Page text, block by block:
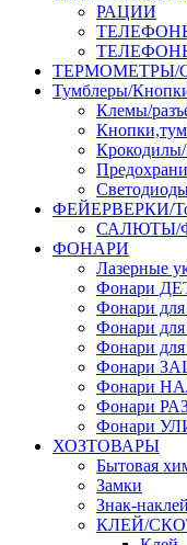
РАЦИИ
ТЕРМОМЕТРЫ/
Тумблеры/
Клемы/
ФЕЙЕРВЕРКИ/
САЛЮТЫ/
ФОНАРИ
Лазерные
Фонари
Фонари
Фонари
Фонари
Фонари
Фонари
Фонари
Фонари
ХОЗТОВАРЫ
Бытовая
Замки
Знак-
КЛЕЙ/